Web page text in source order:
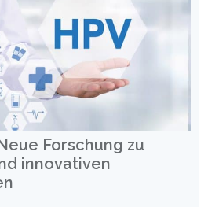
Forschung zu
innovativen